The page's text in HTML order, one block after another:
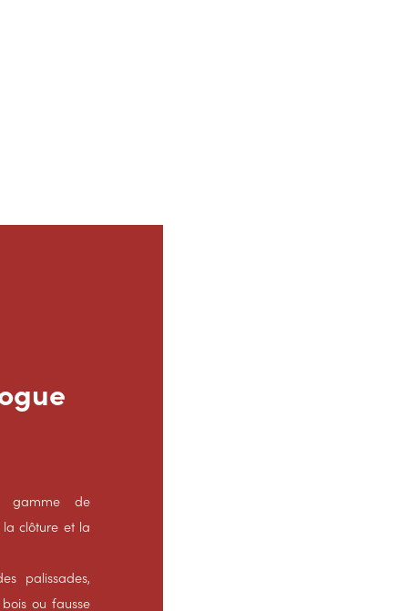
gamme de
clôture et la
palissades,
ou fausse